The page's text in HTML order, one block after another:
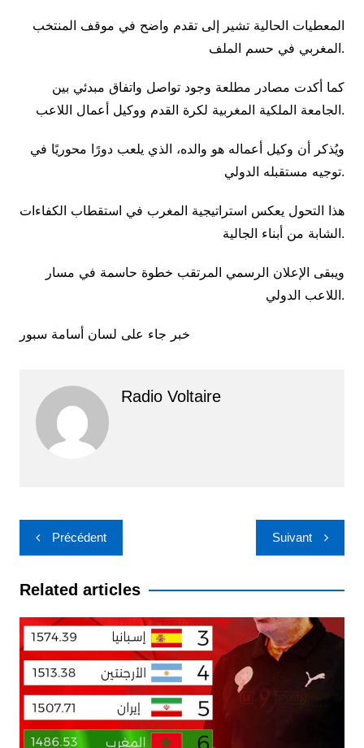
المعطيات الحالية تشير إلى تقدم واضح في موقف المنتخب
المغربي في حسم الملف.
كما أكدت مصادر مطلعة وجود تواصل واتفاق مبدئي بين
الجامعة الملكية المغربية لكرة القدم ووكيل أعمال اللاعب.
ويُذكر أن وكيل أعماله هو والده، الذي يلعب دورًا محوريًا في
توجيه مستقبله الدولي.
هذا التحول يعكس استراتيجية المغرب في استقطاب الكفاءات
الشابة من أبناء الجالية.
ويبقى الإعلان الرسمي المرتقب خطوة حاسمة في مسار
اللاعب الدولي.
خبر جاء على لسان أسامة سبور
Radio Voltaire
Navigation
de
l’article
Précédent Suivant
Related articles